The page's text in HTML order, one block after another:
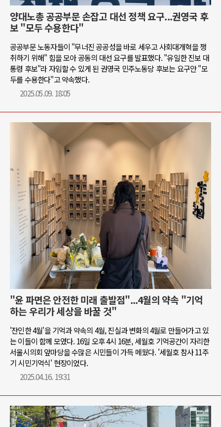
양대노총 공공부문 손잡고 대선 정책 요구...권영국 후
보 "모두 수용한다"
공공부문 노동자들이 "무너진 공공성을 바로 세우고 사회대개혁을 쟁
취하기 위해" 힘을 모아 공동의 대선 요구를 발표했다. "유일한 진보 대
통령 후보"라 자임할 수 있게 된 권영국 민주노동당 후보는 요구안 "모
두를 수용한다"고 약속했다.
2025.05.09. 18:05
"윤 파면은 안전한 미래 출발점"...4월의 약속 "기억
하는 우리가 세상을 바꿀 것"
'잔인한 4월'을 기억과 약속의 4월, 진실과 변화의 4월로 만들어가고 있
는 이들이 함께 모였다. 16일 오후 4시 16분, 세월호 기억공간이 자리한
서울시의회 앞마당을 수많은 시민들이 가득 메웠다. '세월호 참사 11주
기 시민기억식' 현장이었다.
2025.04.16. 19:31